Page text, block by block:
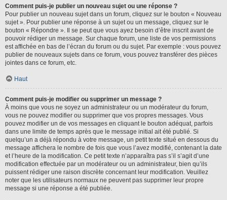
Comment puis-je publier un nouveau sujet ou une réponse ?
Pour publier un nouveau sujet dans un forum, cliquez sur le bouton « Nouveau
sujet ». Pour publier une réponse à un sujet ou un message, cliquez sur le
bouton « Répondre ». Il se peut que vous ayez besoin d’être inscrit avant de
pouvoir rédiger un message. Sur chaque forum, une liste de vos permissions
est affichée en bas de l’écran du forum ou du sujet. Par exemple : vous pouvez
publier de nouveaux sujets dans ce forum, vous pouvez transférer des pièces
jointes dans ce forum, etc.
Haut
Comment puis-je modifier ou supprimer un message ?
À moins que vous ne soyez un administrateur ou un modérateur du forum,
vous ne pouvez modifier ou supprimer que vos propres messages. Vous
pouvez modifier un de vos messages en cliquant le bouton adéquat, parfois
dans une limite de temps après que le message initial ait été publié. Si
quelqu’un a déjà répondu à votre message, un petit texte situé en dessous du
message affichera le nombre de fois que vous l’avez modifié, contenant la date
et l’heure de la modification. Ce petit texte n’apparaîtra pas s’il s’agit d’une
modification effectuée par un modérateur ou un administrateur, bien qu’ils
puissent rédiger une raison discrète concernant leur modification. Veuillez
noter que les utilisateurs normaux ne peuvent pas supprimer leur propre
message si une réponse a été publiée.